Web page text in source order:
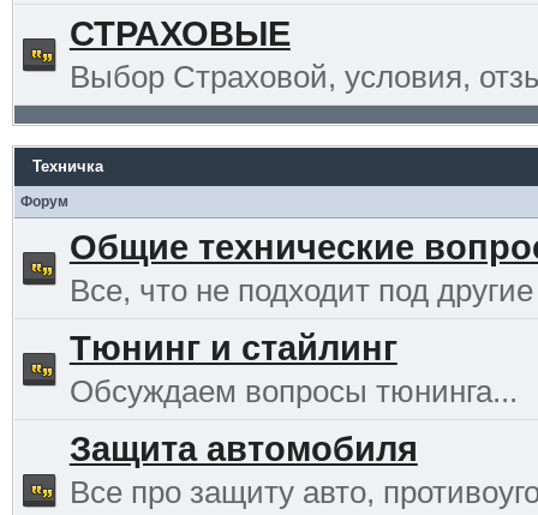
СТРАХОВЫЕ
Выбор Страховой, условия,
Техничка
Форум
Общие технические
Все, что не подходит под другие
Тюнинг и стайлинг
Обсуждаем вопросы тюнинга...
Защита автомобиля
Все про защиту авто,